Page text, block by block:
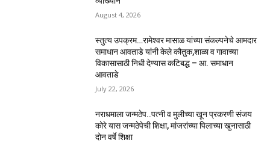
August 4, 2026
स्तुत्य उपक्रम…रामेश्वर मासाळ यांच्या संकल्पनेचे आमदार
समाधान आवताडे यांनी केले कौतुक,शाळा व गावाच्या
विकासासाठी निधी देण्यास कटिबद्ध – आ. समाधान
आवताडे
July 22, 2026
नराधमाला जन्मठेप..पत्नी व मुलीच्या खून प्रकरणी संजय
कोरे यास जन्मठेपेची शिक्षा, मांजरांच्या पिलाच्या खुनासाठी
दोन वर्षे शिक्षा